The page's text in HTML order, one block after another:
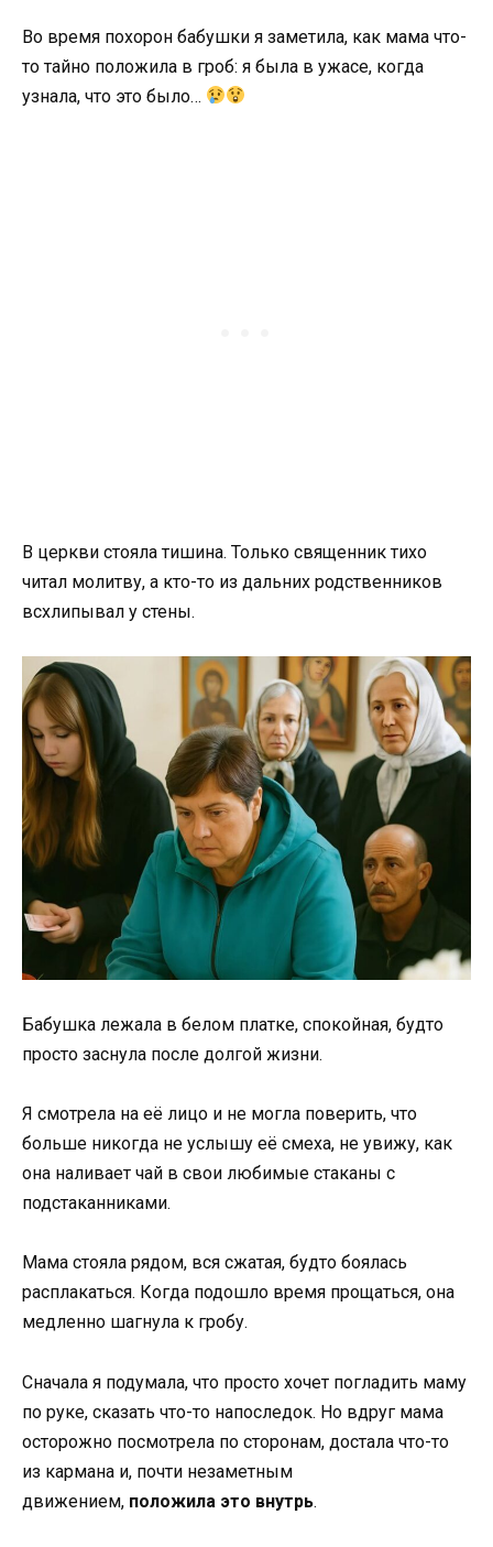
Во время похорон бабушки я заметила, как мама что-
то тайно положила в гроб: я была в ужасе, когда
узнала, что это было…
В церкви стояла тишина. Только священник тихо
читал молитву, а кто-то из дальних родственников
всхлипывал у стены.
Бабушка лежала в белом платке, спокойная, будто
просто заснула после долгой жизни.
Я смотрела на её лицо и не могла поверить, что
больше никогда не услышу её смеха, не увижу, как
она наливает чай в свои любимые стаканы с
подстаканниками.
Мама стояла рядом, вся сжатая, будто боялась
расплакаться. Когда подошло время прощаться, она
медленно шагнула к гробу.
Сначала я подумала, что просто хочет погладить маму
по руке, сказать что-то напоследок. Но вдруг мама
осторожно посмотрела по сторонам, достала что-то
из кармана и, почти незаметным
движением, положила это внутрь.